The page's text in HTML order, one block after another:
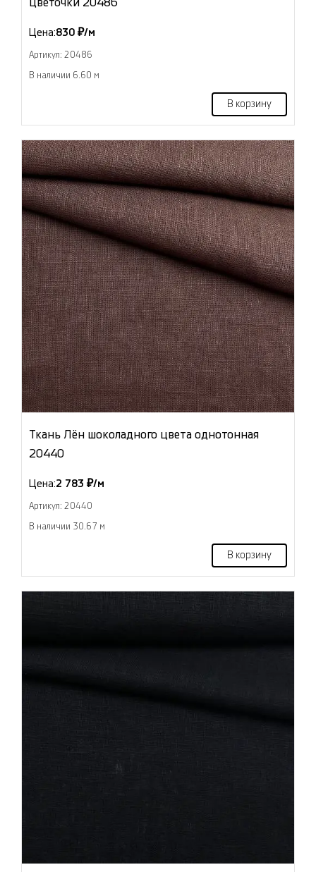
Цена:830 ₽/м
Артикул: 20486
В наличии 6.60 м
В корзину
Ткань Лён шоколадного цвета однотонная
20440
Цена:2 783 ₽/м
Артикул: 20440
В наличии 30.67 м
В корзину